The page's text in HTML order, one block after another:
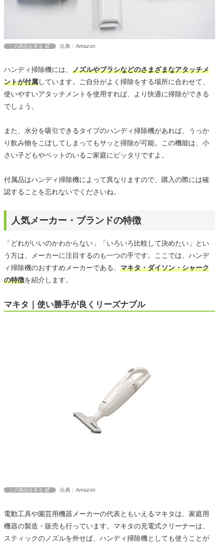
この商品を見る 出典：Amazon
ハンディ掃除機には、 ノズルやブラシなどのさまざまなアタッチメ
ントが付属しています。ご自分がよく掃除をする場所に合わせて、
使いやすいアタッチメントを使用すれば、より快適に掃除ができる
でしょう。
また、水分を吸引できるタイプのハンディ掃除機があれば、うっか
り飲み物をこぼしてしまってもサッと掃除が可能。この機能は、小
さい子どもやペットのいるご家庭にピッタリですよ。
付属品はハンディ掃除機によって異なりますので、購入の際には確
認することを忘れないでくださいね。
人気メーカー・ブランドの特徴
「どれがいいのかわからない」「いろいろ比較して決めたい」とい
う方は、メーカーに注目するのも一つの手です。ここでは、ハンデ
ィ掃除機のおすすめメーカーである、 マキタ・ダイソン・シャーク
の特徴を紹介します。
マキタ｜使い勝手が良くリーズナブル
この商品を見る 出典：Amazon
電動工具や園芸用機器メーカーの代表ともいえるマキタは、家庭用
機器の製造・販売も行っています。マキタの充電式クリーナーは、
スティックのノズルを外せば、ハンディ掃除機としても使うことが